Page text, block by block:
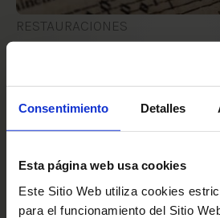
Consentimiento Detalles
Esta página web usa cookies
Este Sitio Web utiliza cookies
para el funcionamiento del Sitio
RESTAURACIONES